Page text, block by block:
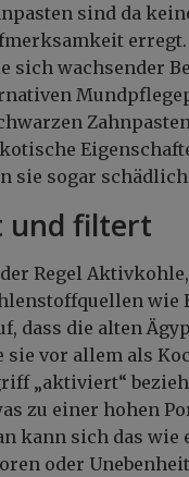
sind da
sich wachsender
sie sogar
und filtert
Regel
dass die alten
sie vor allem als
„aktiviert“
zu einer hohen
kann sich das wie
oder